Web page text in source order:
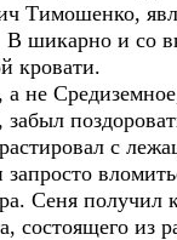
шикарно и со
кровати.
не
с
Сеня
состоящего из